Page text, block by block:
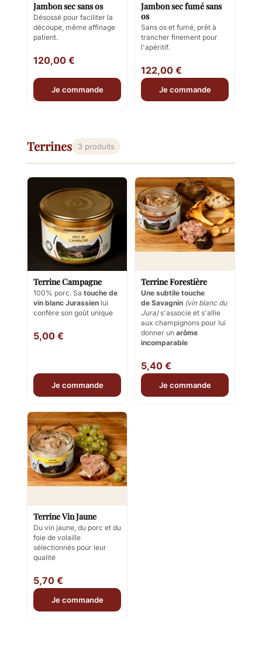
Jambon sec sans os
Désossé pour faciliter la
découpe, même affinage
patient.
120,00 €
Je commande
Jambon sec fumé sans
os
Sans os et fumé, prêt à
trancher finement pour
l'apéritif.
122,00 €
Je commande
Terrines 3 produits
Terrine Campagne
100% porc. Sa touche de
vin blanc Jurassien lui
confère son goût unique
5,00 €
Je commande
Terrine Forestière
Une subtile touche
de Savagnin (vin blanc du
Jura)s'associe et s'allie
aux champignons pour lui
donner un arôme
incomparable
5,40 €
Je commande
Terrine Vin Jaune
Du vin jaune, du porc et du
foie de volaille
sélectionnés pour leur
qualité
5,70 €
Je commande